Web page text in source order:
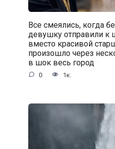
Все смеялись, когда
девушку отправили к
вместо красивой
произошло через
в шок весь город
0 1к.